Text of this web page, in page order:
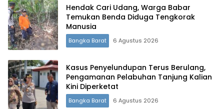
Hendak Cari Udang, Warga Babar
Temukan Benda Diduga Tengkorak
Manusia
Bangka Barat 6 Agustus 2026
Kasus Penyelundupan Terus Berulang,
Pengamanan Pelabuhan Tanjung Kalian
Kini Diperketat
Bangka Barat 6 Agustus 2026